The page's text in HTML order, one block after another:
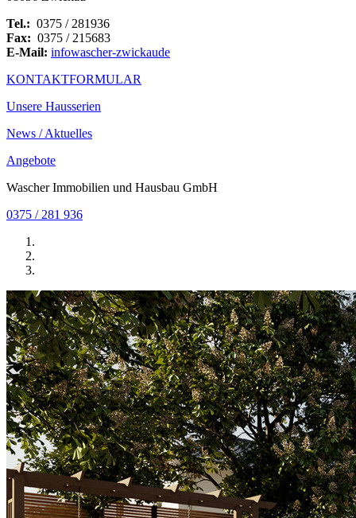
Tel.: 0375 / 281936
Fax: 0375 / 215683
E-Mail: infowascher-zwickaude
KONTAKTFORMULAR
Unsere Hausserien
News / Aktuelles
Angebote
Wascher Immobilien und Hausbau GmbH
0375 / 281 936